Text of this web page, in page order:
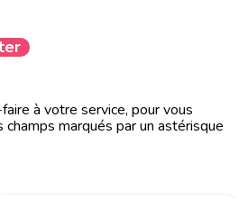
à votre service, pour vous
marqués par un astérisque